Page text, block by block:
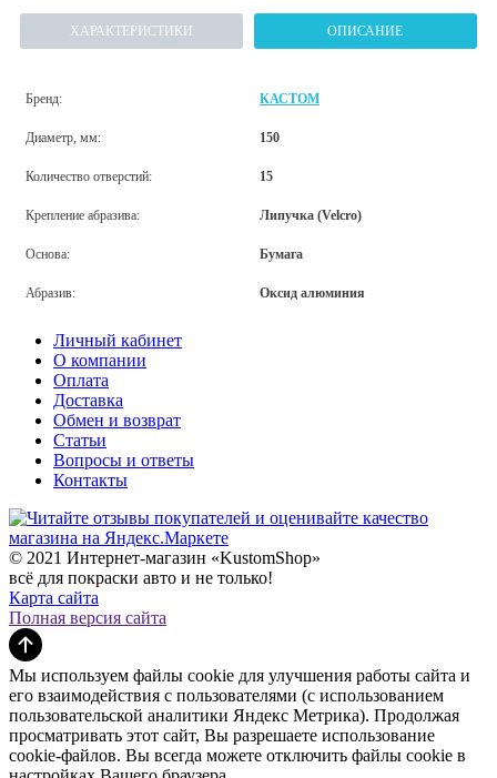
ХАРАКТЕРИСТИКИ ОПИСАНИЕ
Бренд: КАСТОМ
Диаметр, мм: 150
Количество отверстий: 15
Крепление абразива: Липучка (Velcro)
Основа: Бумага
Абразив: Оксид алюминия
Личный кабинет
О компании
Оплата
Доставка
Обмен и возврат
Статьи
Вопросы и ответы
Контакты
© 2021 Интернет-магазин «KustomShop»
всё для покраски авто и не только!
Карта сайта
Полная версия сайта
Мы используем файлы cookie для улучшения работы сайта и
его взаимодействия с пользователями (с использованием
пользовательской аналитики Яндекс Метрика). Продолжая
просматривать этот сайт, Вы разрешаете использование
cookie-файлов. Вы всегда можете отключить файлы cookie в